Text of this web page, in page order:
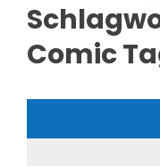
Comic